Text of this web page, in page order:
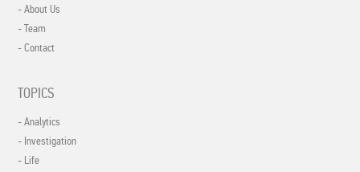
- About Us
- Team
- Contact
TOPICS
- Analytics
- Investigation
- Life